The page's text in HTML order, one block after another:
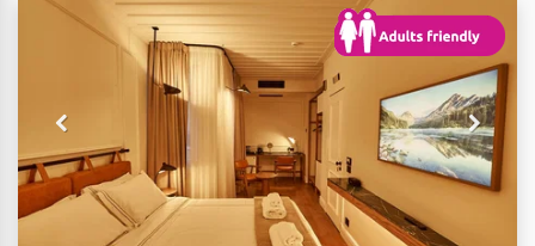
Σαμοθράκη
Σαντορίνη
Σέριφος
Σέρρες